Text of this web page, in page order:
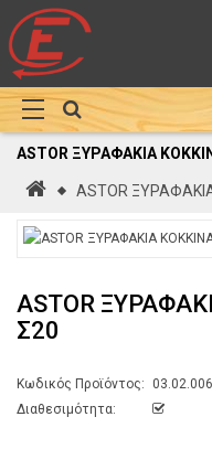
Show
Megamenu
ASTOR ΞΥΡΑΦΑΚΙΑ
ΑρχικήASTOR
ASTOR
Σ20
Κωδικός Προϊόντος:
Διαθεσιμότητα: